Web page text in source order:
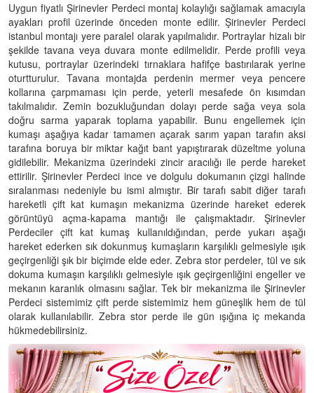
Uygun fiyatlı Şirinevler Perdeci montaj kolaylığı sağlamak amacıyla
ayakları profil üzerinde önceden monte edilir. Şirinevler Perdeci
istanbul montajı yere paralel olarak yapılmalıdır. Portraylar hizalı bir
şekilde tavana veya duvara monte edilmelidir. Perde profili veya
kutusu, portraylar üzerindeki tırnaklara hafifçe bastırılarak yerine
oturtturulur. Tavana montajda perdenin mermer veya pencere
kollarına çarpmaması için perde, yeterli mesafede ön kısımdan
takılmalıdır. Zemin bozukluğundan dolayı perde sağa veya sola
doğru sarma yaparak toplama yapabilir. Bunu engellemek için
kumaşı aşağıya kadar tamamen açarak sarım yapan tarafın aksi
tarafına boruya bir miktar kağıt bant yapıştırarak düzeltme yoluna
gidilebilir. Mekanizma üzerindeki zincir aracılığı ile perde hareket
ettirilir. Şirinevler Perdeci ince ve dolgulu dokumanın çizgi halinde
sıralanması nedeniyle bu ismi almıştır. Bir tarafı sabit diğer tarafı
hareketli çift kat kumaşın mekanizma üzerinde hareket ederek
görüntüyü açma-kapama mantığı ile çalışmaktadır. Şirinevler
Perdeciler çift kat kumaş kullanıldığından, perde yukarı aşağı
hareket ederken sık dokunmuş kumaşların karşılıklı gelmesiyle ışık
geçirgenliği şık bir biçimde elde eder. Zebra stor perdeler, tül ve sık
dokuma kumaşın karşılıklı gelmesiyle ışık geçirgenliğini engeller ve
mekanın karanlık olmasını sağlar. Tek bir mekanizma ile Şirinevler
Perdeci sistemimiz çift perde sistemimiz hem güneşlik hem de tül
olarak kullanılabilir. Zebra stor perde ile gün ışığına iç mekanda
hükmedebilirsiniz.